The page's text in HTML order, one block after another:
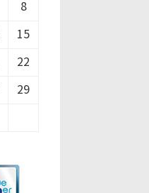
8
15
22
29